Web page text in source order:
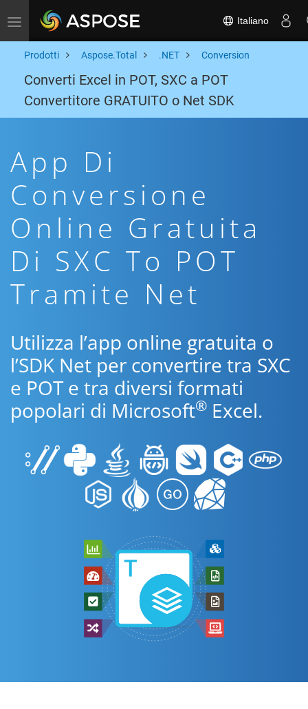
Toggle navigation Italiano
Prodotti Aspose.Total .NET Conversion
Converti Excel in POT, SXC a POT
Convertitore GRATUITO o Net SDK
App Di
Conversione
Online Gratuita
Di SXC To POT
Tramite Net
Utilizza l’app online gratuita o
l’SDK Net per convertire tra SXC
e POT e tra diversi formati
popolari di Microsoft® Excel.